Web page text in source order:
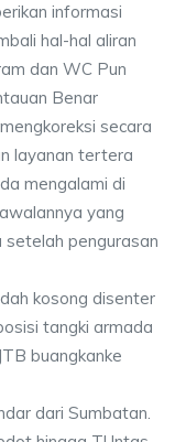
informasi
hal-hal aliran
dan WC Pun
Benar
secara
layanan tertera
mengalami di
yang
pengurasan
kosong disenter
tangki armada
buangkanke
dari Sumbatan.